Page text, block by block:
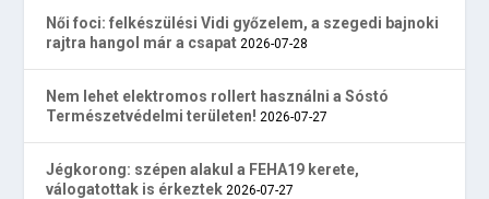
Női foci: felkészülési Vidi győzelem, a szegedi bajnoki
rajtra hangol már a csapat 2026-07-28
Nem lehet elektromos rollert használni a Sóstó
Természetvédelmi területen! 2026-07-27
Jégkorong: szépen alakul a FEHA19 kerete,
válogatottak is érkeztek 2026-07-27